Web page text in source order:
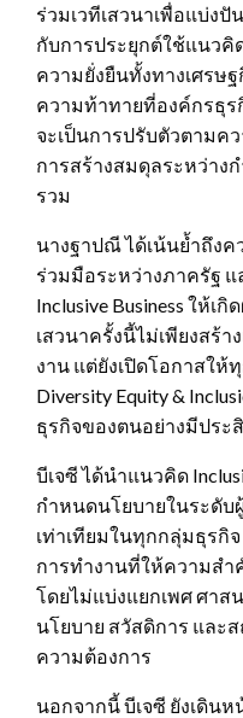
ร่วมเวทีเสวนาเพื่อแบ่ง
กับการประยุกต์ใช้แนวคิด
ความยั่งยืนทั้งทางเศรษ
ความท้าทายที่องค์กรธุร
จะเป็นการปรับตัวตามค
การสร้างสมดุลระหว่าง
รวม
นางฐาปณี ได้เน้นย้ำถึง
ร่วมมือระหว่างภาครัฐ
Inclusive Business ให้เ
เสวนาครั้งนี้ไม่เพียงสร้า
งาน แต่ยังเปิดโอกาสให้
Diversity Equity &
ธุรกิจของตนอย่างมีประ
บีเจซี ได้นำแนวคิด
กำหนดนโยบายในระดับ
เท่าเทียมในทุกกลุ่มธุรกิ
การทำงานที่ให้ความส
โดยไม่แบ่งแยกเพศ ศาส
นโยบาย สวัสดิการ และ
ความต้องการ
นอกจากนี้ บีเจซี ยังเดิน